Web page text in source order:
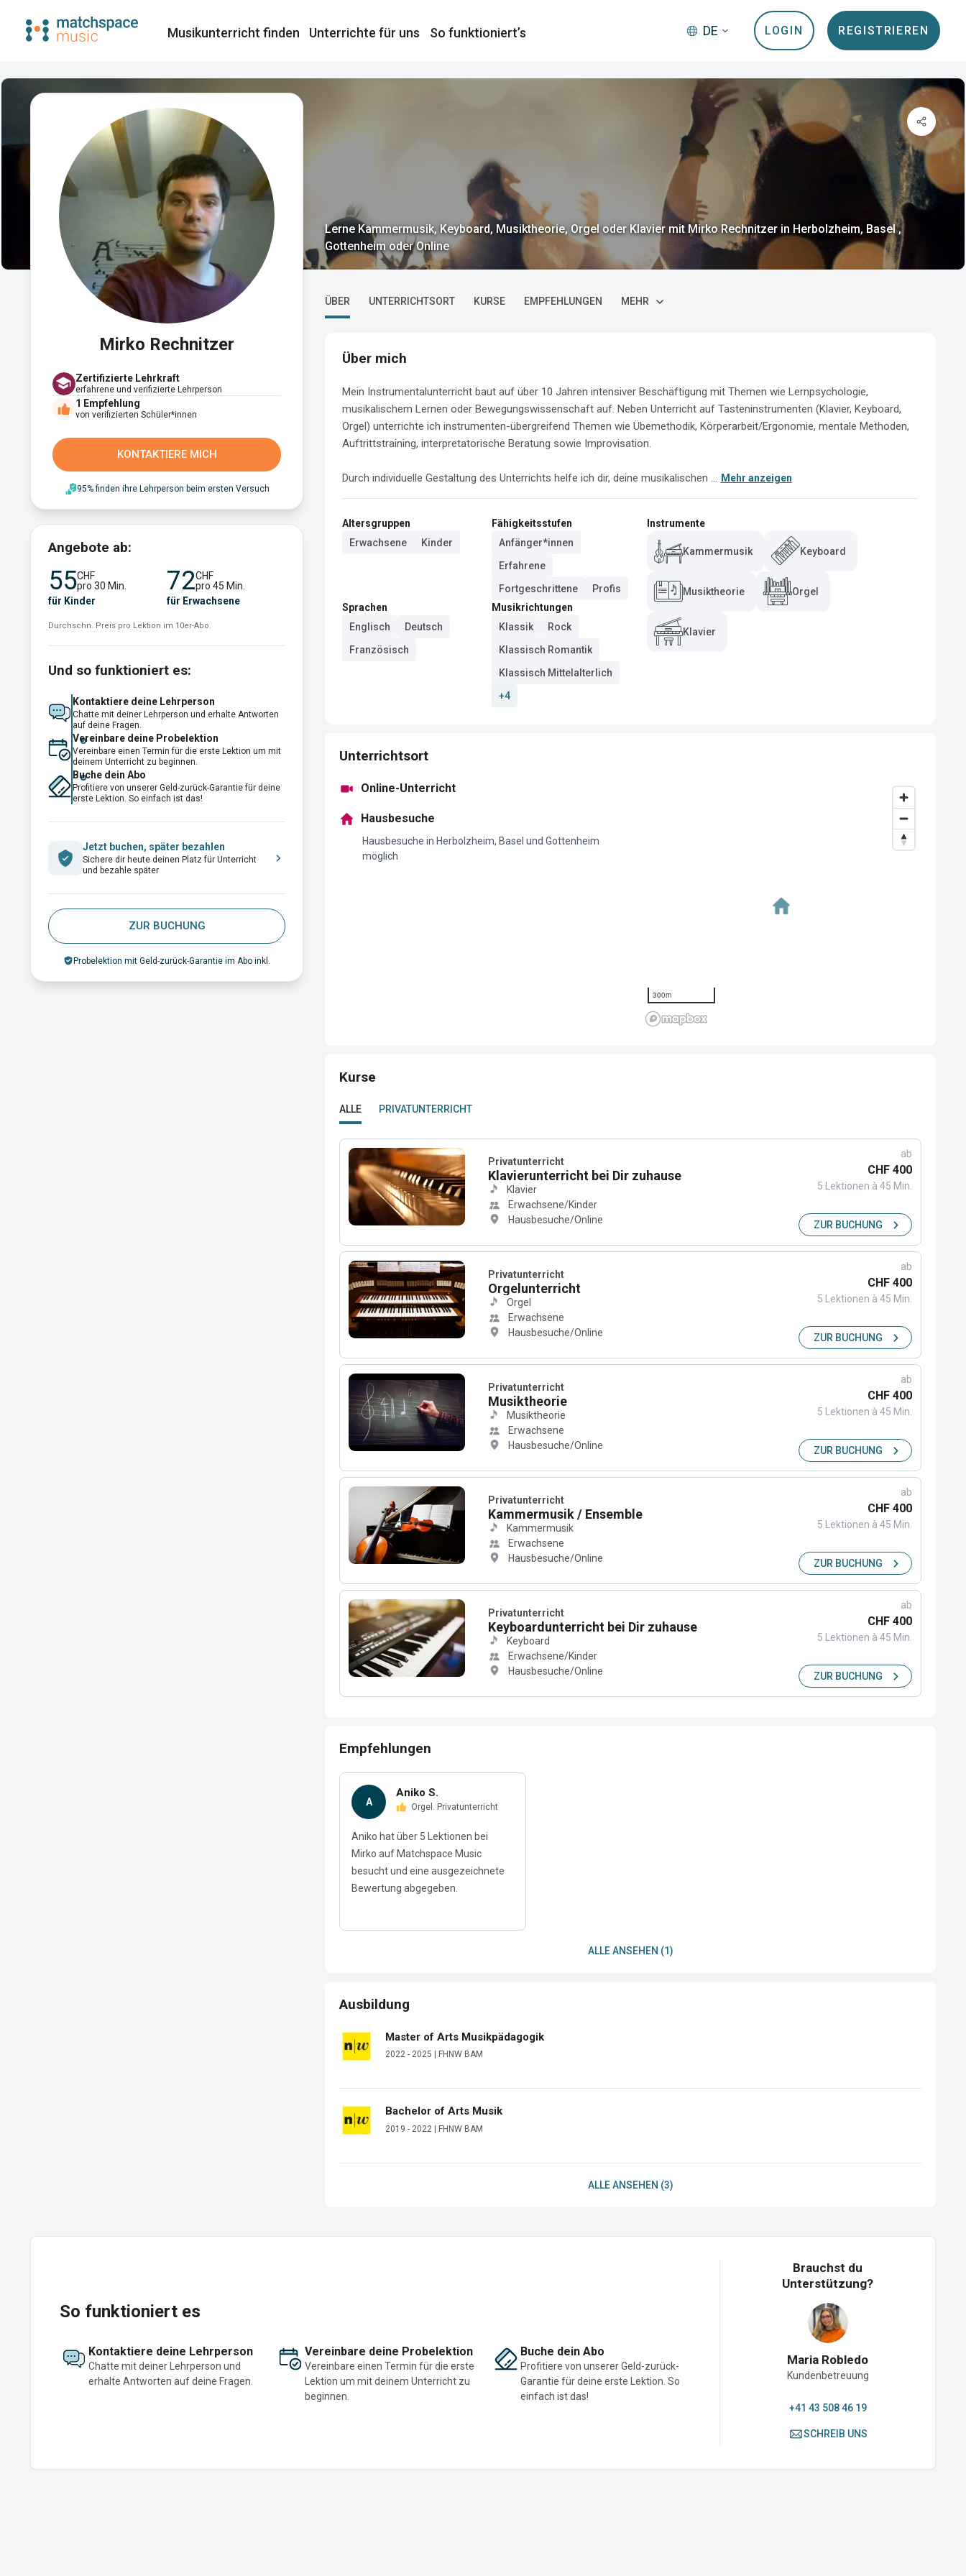
Musikunterricht finden​ Unterrichte für uns So funktioniert’s DE LOGIN REGISTRIEREN
Lerne Kammermusik, Keyboard, Musiktheorie, Orgel oder Klavier mit Mirko Rechnitzer in Herbolzheim, Basel ,
Gottenheim oder Online
Mirko Rechnitzer
Zertifizierte Lehrkraft
erfahrene und verifizierte Lehrperson
1 Empfehlung
von verifizierten Schüler*innen
KONTAKTIERE MICH
95% finden ihre Lehrperson beim ersten Versuch
Angebote ab:
55CHF
pro 30 Min.
für Kinder
72CHF
pro 45 Min.
für Erwachsene
Durchschn. Preis pro Lektion im 10er-Abo.
Und so funktioniert es:
Kontaktiere deine Lehrperson
Chatte mit deiner Lehrperson und erhalte Antworten
auf deine Fragen.
Vereinbare deine Probelektion
Vereinbare einen Termin für die erste Lektion um mit
deinem Unterricht zu beginnen.
Buche dein Abo
Profitiere von unserer Geld-zurück-Garantie für deine
erste Lektion. So einfach ist das!
Jetzt buchen, später bezahlen
Sichere dir heute deinen Platz für Unterricht
und bezahle später
ZUR BUCHUNG
Probelektion mit Geld-zurück-Garantie im Abo inkl.
ÜBER UNTERRICHTSORT KURSE EMPFEHLUNGEN MEHR
Über mich
Mein Instrumentalunterricht baut auf über 10 Jahren intensiver Beschäftigung mit Themen wie Lernpsychologie,
musikalischem Lernen oder Bewegungswissenschaft auf. Neben Unterricht auf Tasteninstrumenten (Klavier, Keyboard,
Orgel) unterrichte ich instrumenten-übergreifend Themen wie Übemethodik, Körperarbeit/Ergonomie, mentale Methoden,
Auftrittstraining, interpretatorische Beratung sowie Improvisation.
Durch individuelle Gestaltung des Unterrichts helfe ich dir, deine musikalischen ... Mehr anzeigen
Altersgruppen
Erwachsene
Kinder
Fähigkeitsstufen
Anfänger*innen
Erfahrene
Fortgeschrittene
Profis
Sprachen
Englisch
Deutsch
Französisch
Musikrichtungen
Klassik
Rock
Klassisch Romantik
Klassisch Mittelalterlich
+4
Instrumente
Kammermusik Keyboard
Musiktheorie Orgel
Klavier
Unterrichtsort
Online-Unterricht
Hausbesuche
Hausbesuche in Herbolzheim, Basel und Gottenheim
möglich
300m
Kurse
ALLE PRIVATUNTERRICHT
Privatunterricht
Klavierunterricht bei Dir zuhause
Klavier
Erwachsene/Kinder
Hausbesuche/Online
ab
CHF 400
5 Lektionen à 45 Min.
ZUR BUCHUNG
Privatunterricht
Orgelunterricht
Orgel
Erwachsene
Hausbesuche/Online
ab
CHF 400
5 Lektionen à 45 Min.
ZUR BUCHUNG
Privatunterricht
Musiktheorie
Musiktheorie
Erwachsene
Hausbesuche/Online
ab
CHF 400
5 Lektionen à 45 Min.
ZUR BUCHUNG
Privatunterricht
Kammermusik / Ensemble
Kammermusik
Erwachsene
Hausbesuche/Online
ab
CHF 400
5 Lektionen à 45 Min.
ZUR BUCHUNG
Privatunterricht
Keyboardunterricht bei Dir zuhause
Keyboard
Erwachsene/Kinder
Hausbesuche/Online
ab
CHF 400
5 Lektionen à 45 Min.
ZUR BUCHUNG
Empfehlungen
A
Aniko S.
Orgel. Privatunterricht
Aniko hat über 5 Lektionen bei
Mirko auf Matchspace Music
besucht und eine ausgezeichnete
Bewertung abgegeben.
ALLE ANSEHEN (1)
Ausbildung
Master of Arts Musikpädagogik
2022 - 2025 | FHNW BAM
Bachelor of Arts Musik
2019 - 2022 | FHNW BAM
ALLE ANSEHEN (3)
So funktioniert es
Kontaktiere deine Lehrperson
Chatte mit deiner Lehrperson und
erhalte Antworten auf deine Fragen.
Vereinbare deine Probelektion
Vereinbare einen Termin für die erste
Lektion um mit deinem Unterricht zu
beginnen.
Buche dein Abo
Profitiere von unserer Geld-zurück-
Garantie für deine erste Lektion. So
einfach ist das!
Brauchst du
Unterstützung?
Maria Robledo
Kundenbetreuung
+41 43 508 46 19
SCHREIB UNS